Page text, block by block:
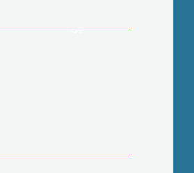
Közhasznú Egyesület